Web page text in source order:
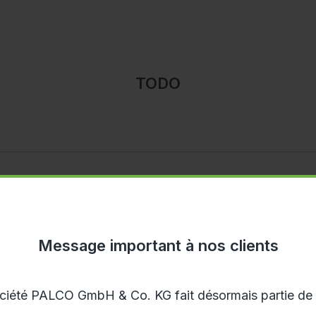
Message important à nos clients
PALCO GmbH & Co. KG fait désormais partie de
TODO
+49 6557 9007 80